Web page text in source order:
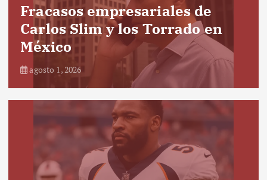
Fracasos empresariales de
Carlos Slim y los Torrado en
México
agosto 1, 2026